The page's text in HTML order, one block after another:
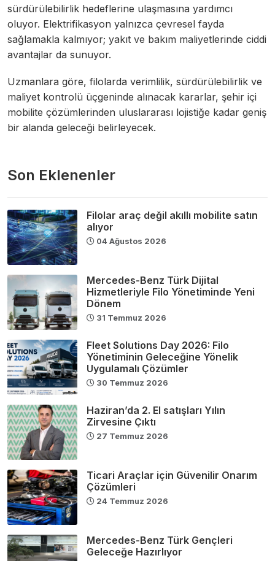
sürdürülebilirlik hedeflerine ulaşmasına yardımcı
oluyor. Elektrifikasyon yalnızca çevresel fayda
sağlamakla kalmıyor; yakıt ve bakım maliyetlerinde ciddi
avantajlar da sunuyor.
Uzmanlara göre, filolarda verimlilik, sürdürülebilirlik ve
maliyet kontrolü üçgeninde alınacak kararlar, şehir içi
mobilite çözümlerinden uluslararası lojistiğe kadar geniş
bir alanda geleceği belirleyecek.
Son Eklenenler
Filolar araç değil akıllı mobilite satın
alıyor
04 Ağustos 2026
Mercedes-Benz Türk Dijital
Hizmetleriyle Filo Yönetiminde Yeni
Dönem
31 Temmuz 2026
Fleet Solutions Day 2026: Filo
Yönetiminin Geleceğine Yönelik
Uygulamalı Çözümler
30 Temmuz 2026
Haziran’da 2. El satışları Yılın
Zirvesine Çıktı
27 Temmuz 2026
Ticari Araçlar için Güvenilir Onarım
Çözümleri
24 Temmuz 2026
Mercedes-Benz Türk Gençleri
Geleceğe Hazırlıyor